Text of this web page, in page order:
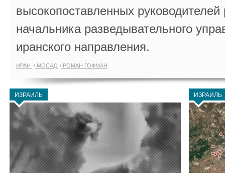
высокопоставленных
начальника разведывательного
иранского направления.
ИРАН МОСАД РОМАН ГОФМАН
ИЗРАИЛЬ ИЗРАИЛЬ